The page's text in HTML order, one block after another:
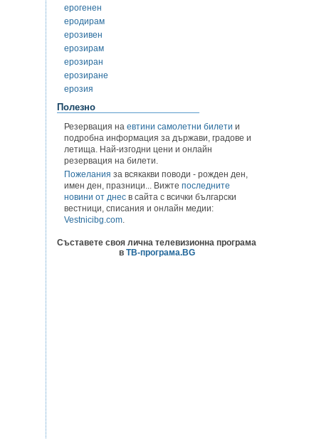
ерогенен
еродирам
ерозивен
ерозирам
ерозиран
ерозиране
ерозия
Полезно
Резервация на евтини самолетни билети и
подробна информация за държави, градове и
летища. Най-изгодни цени и онлайн
резервация на билети.
Пожелания за всякакви поводи - рожден ден,
имен ден, празници... Вижте последните
новини от днес в сайта с всички български
вестници, списания и онлайн медии:
Vestnicibg.com.
Съставете своя лична телевизионна програма
в ТВ-програма.BG